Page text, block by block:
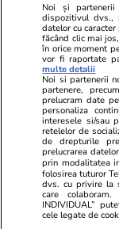
11 minute au
încadreze pe
ţinta”
Știri România
Prima dronă
aerian
român de F-
rachetei de
dronei au fost
Noi și
dispozitivul dvs.,
datelor cu
făcând clic mai
în orice moment
vor fi raportate
multe detalii
Noi si partenerii
partenere,
prelucram date
personaliza
interesele si/sau
retelelor de
de drepturile
prelucrarea
prin modalitatea
folosirea tuturor
dvs. cu privire la
care
INDIVIDUAL”
cele legate de